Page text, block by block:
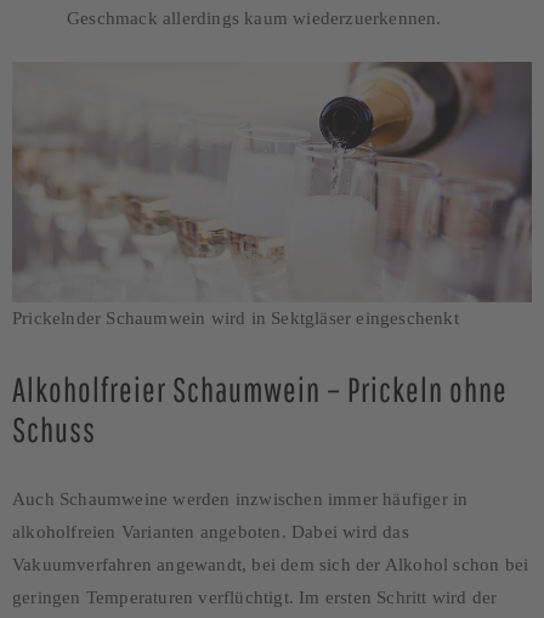
Geschmack allerdings kaum wiederzuerkennen.
Prickelnder Schaumwein wird in Sektgläser eingeschenkt
Alkoholfreier Schaumwein – Prickeln ohne
Schuss
Auch Schaumweine werden inzwischen immer häufiger in
alkoholfreien Varianten angeboten. Dabei wird das
Vakuumverfahren angewandt, bei dem sich der Alkohol schon bei
geringen Temperaturen verflüchtigt. Im ersten Schritt wird der